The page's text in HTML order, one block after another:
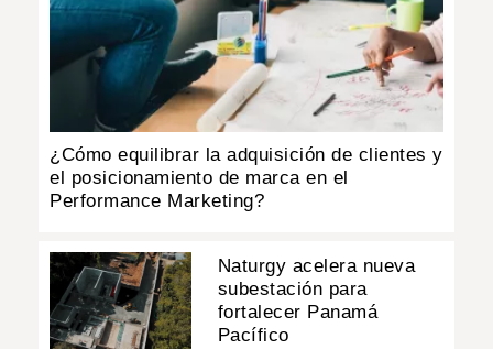
¿Cómo equilibrar la adquisición de clientes y
el posicionamiento de marca en el
Performance Marketing?
Naturgy acelera nueva
subestación para
fortalecer Panamá
Pacífico